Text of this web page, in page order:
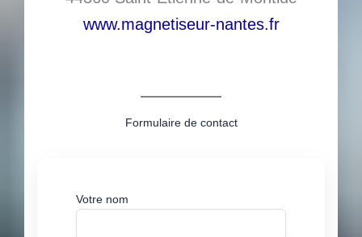
www.magnetiseur-nantes.fr
Formulaire de contact
Votre nom